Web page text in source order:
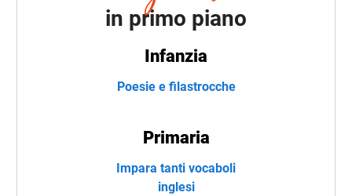
in primo piano
Infanzia
Poesie e filastrocche
Primaria
Impara tanti vocaboli
inglesi